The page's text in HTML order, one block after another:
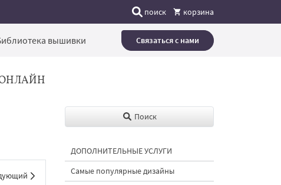
поиск корзина
вышивки Связаться с нами
Поиск
ДОПОЛНИТЕЛЬНЫЕ УСЛУГИ
Самые популярные дизайны